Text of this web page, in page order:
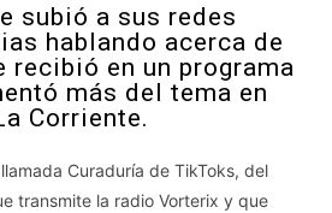
subió a sus redes
hablando acerca de
recibió en un programa
más del tema en
Corriente.
Curaduría de TikToks, del
transmite la radio Vorterix y que